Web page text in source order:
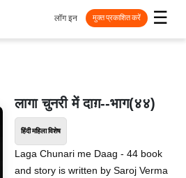
☰
लॉग इन मुक्त प्रकाशित करें
लागा चुनरी में दाग़--भाग(४४)
हिंदी महिला विशेष
Laga Chunari me Daag - 44 book
and story is written by Saroj Verma